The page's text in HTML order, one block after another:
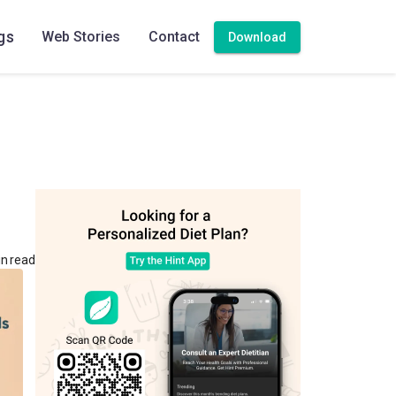
Web Stories Contact Download
read